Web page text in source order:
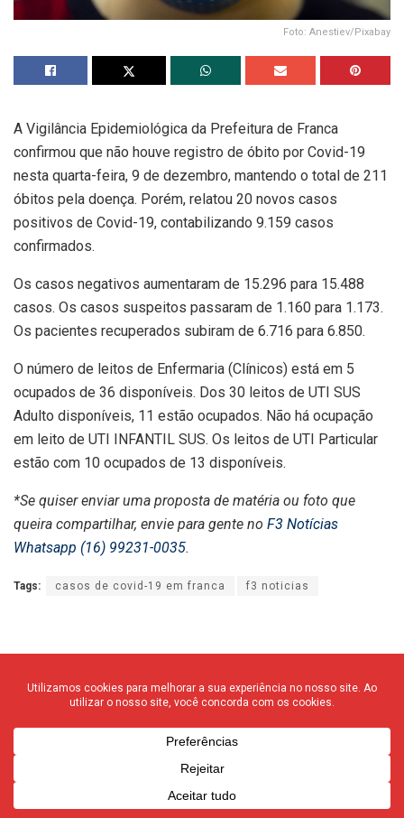
Foto: Anestiev/Pixabay
A Vigilância Epidemiológica da Prefeitura de Franca
confirmou que não houve registro de óbito por Covid-19
nesta quarta-feira, 9 de dezembro, mantendo o total de 211
óbitos pela doença. Porém, relatou 20 novos casos
positivos de Covid-19, contabilizando 9.159 casos
confirmados.
Os casos negativos aumentaram de 15.296 para 15.488
casos. Os casos suspeitos passaram de 1.160 para 1.173.
Os pacientes recuperados subiram de 6.716 para 6.850.
O número de leitos de Enfermaria (Clínicos) está em 5
ocupados de 36 disponíveis. Dos 30 leitos de UTI SUS
Adulto disponíveis, 11 estão ocupados. Não há ocupação
em leito de UTI INFANTIL SUS. Os leitos de UTI Particular
estão com 10 ocupados de 13 disponíveis.
*Se quiser enviar uma proposta de matéria ou foto que
queira compartilhar, envie para gente no F3 Notícias
Whatsapp (16) 99231-0035.
Tags: casos de covid-19 em franca f3 noticias